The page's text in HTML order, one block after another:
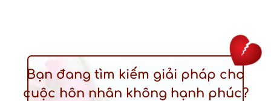
Bạn đang tìm kiếm giải pháp cho
cuộc hôn nhân không hạnh phúc?